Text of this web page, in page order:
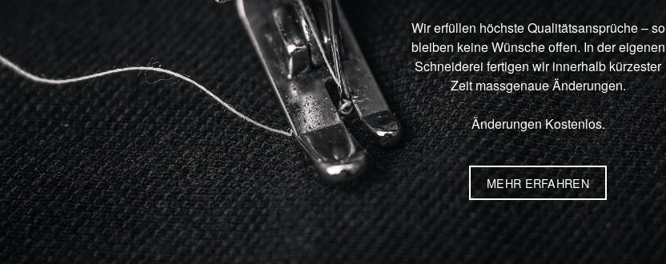
Wir erfüllen höchste Qualitätsansprüche – so
bleiben keine Wünsche offen. In der eigenen
Schneiderei fertigen wir innerhalb kürzester
Zeit massgenaue Änderungen.
Änderungen Kostenlos.
MEHR ERFAHREN